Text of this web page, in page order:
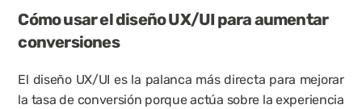
Cómo usar el diseño UX/UI para aumentar
conversiones
El diseño UX/UI es la palanca más directa para mejorar
la tasa de conversión porque actúa sobre la experiencia